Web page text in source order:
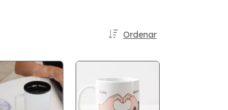
Ordenar